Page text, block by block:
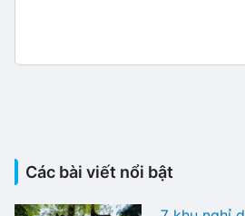
Các bài viết nổi bật